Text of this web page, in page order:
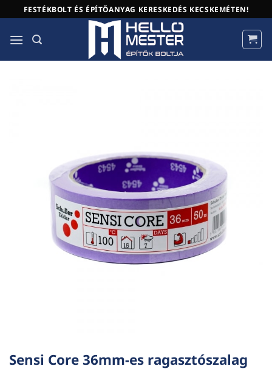
to
content
FESTÉKBOLT ÉS ÉPÍTŐANYAG KERESKEDÉS KECSKEMÉTEN!
Sensi Core 36mm-es ragasztószalag